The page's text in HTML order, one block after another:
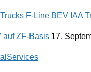
auf ZF-Basis 17.